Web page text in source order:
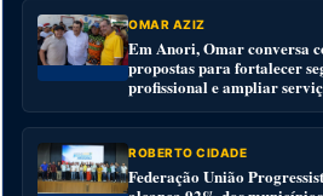
OMAR AZIZ
Em Anori, Omar conversa
propostas para fortalecer
profissional e ampliar
ROBERTO CIDADE
Federação União